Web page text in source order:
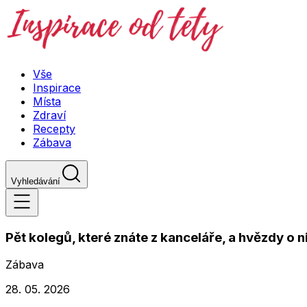
Vše
Inspirace
Místa
Zdraví
Recepty
Zábava
Vyhledávání
Pět kolegů, které znáte z kanceláře, a hvězdy o
Zábava
28. 05. 2026